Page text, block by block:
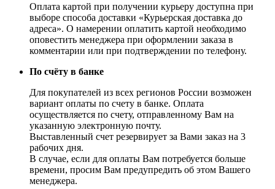
Оплата картой при получении курьеру доступна при
выборе способа доставки «Курьерская доставка до
адреса». О намерении оплатить картой необходимо
оповестить менеджера при оформлении заказа в
комментарии или при подтверждении по телефону.
По счёту в банке
Для покупателей из всех регионов России возможен
вариант оплаты по счету в банке. Оплата
осуществляется по счету, отправленному Вам на
указанную электронную почту.
Выставленный счет резервирует за Вами заказ на 3
рабочих дня.
В случае, если для оплаты Вам потребуется больше
времени, просим Вам предупредить об этом Вашего
менеджера.